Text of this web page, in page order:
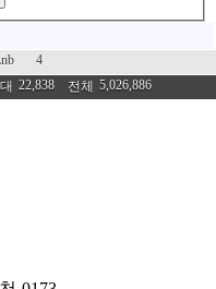
4
22,838 전체 5,026,886